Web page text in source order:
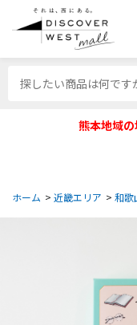
熊本地域
ホーム > 近畿エリア > 和歌